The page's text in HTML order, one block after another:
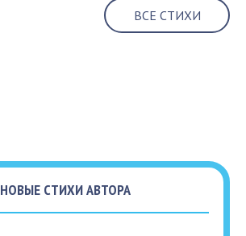
ВСЕ СТИХИ
НОВЫЕ СТИХИ АВТОРА